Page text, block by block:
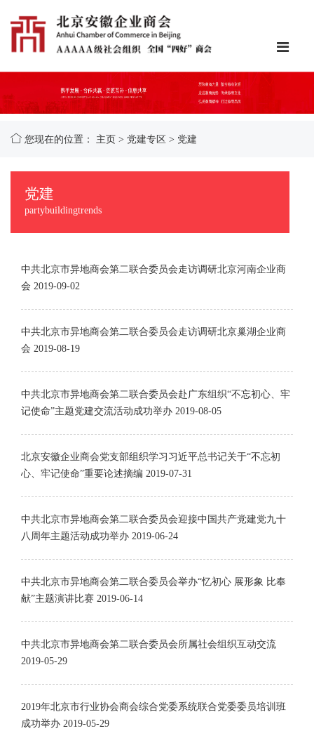
您现在的位置： 主页 > 党建专区 > 党建
党建
partybuildingtrends
中共北京市异地商会第二联合委员会走访调研北京河南企业商
会 2019-09-02
中共北京市异地商会第二联合委员会走访调研北京巢湖企业商
会 2019-08-19
中共北京市异地商会第二联合委员会赴广东组织“不忘初心、牢
记使命”主题党建交流活动成功举办 2019-08-05
北京安徽企业商会党支部组织学习习近平总书记关于“不忘初
心、牢记使命”重要论述摘编 2019-07-31
中共北京市异地商会第二联合委员会迎接中国共产党建党九十
八周年主题活动成功举办 2019-06-24
中共北京市异地商会第二联合委员会举办“忆初心 展形象 比奉
献”主题演讲比赛 2019-06-14
中共北京市异地商会第二联合委员会所属社会组织互动交流
2019-05-29
2019年北京市行业协会商会综合党委系统联合党委委员培训班
成功举办 2019-05-29